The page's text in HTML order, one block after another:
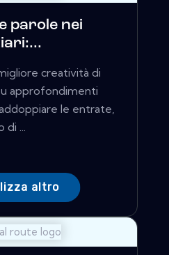
parole nei
creatività di
approfondimenti
le entrate,
di ...
altro